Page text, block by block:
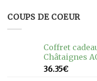
COUPS DE COEUR
Coffret
Châtaignes
36.35€